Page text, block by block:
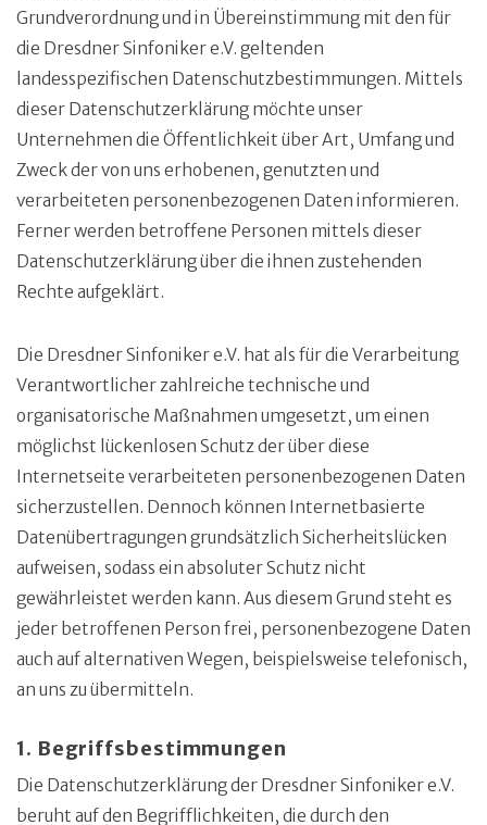
Grundverordnung und in Übereinstimmung mit den für
die Dresdner Sinfoniker e.V. geltenden
landesspezifischen Datenschutzbestimmungen. Mittels
dieser Datenschutzerklärung möchte unser
Unternehmen die Öffentlichkeit über Art, Umfang und
Zweck der von uns erhobenen, genutzten und
verarbeiteten personenbezogenen Daten informieren.
Ferner werden betroffene Personen mittels dieser
Datenschutzerklärung über die ihnen zustehenden
Rechte aufgeklärt.
Die Dresdner Sinfoniker e.V. hat als für die Verarbeitung
Verantwortlicher zahlreiche technische und
organisatorische Maßnahmen umgesetzt, um einen
möglichst lückenlosen Schutz der über diese
Internetseite verarbeiteten personenbezogenen Daten
sicherzustellen. Dennoch können Internetbasierte
Datenübertragungen grundsätzlich Sicherheitslücken
aufweisen, sodass ein absoluter Schutz nicht
gewährleistet werden kann. Aus diesem Grund steht es
jeder betroffenen Person frei, personenbezogene Daten
auch auf alternativen Wegen, beispielsweise telefonisch,
an uns zu übermitteln.
1. Begriffsbestimmungen
Die Datenschutzerklärung der Dresdner Sinfoniker e.V.
beruht auf den Begrifflichkeiten, die durch den